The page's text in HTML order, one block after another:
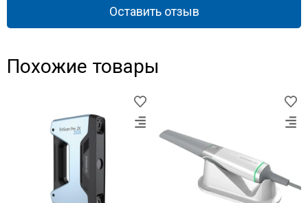
Оставить отзыв
Похожие товары